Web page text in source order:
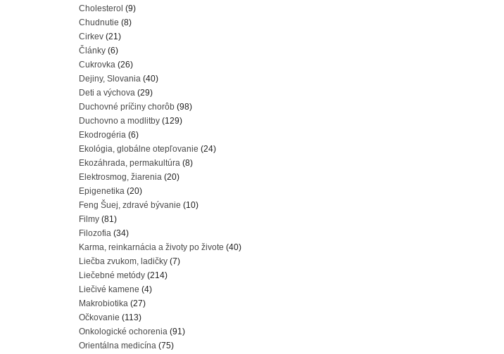
Cholesterol (9)
Chudnutie (8)
Cirkev (21)
Články (6)
Cukrovka (26)
Dejiny, Slovania (40)
Deti a výchova (29)
Duchovné príčiny chorôb (98)
Duchovno a modlitby (129)
Ekodrogéria (6)
Ekológia, globálne otepľovanie (24)
Ekozáhrada, permakultúra (8)
Elektrosmog, žiarenia (20)
Epigenetika (20)
Feng Šuej, zdravé bývanie (10)
Filmy (81)
Filozofia (34)
Karma, reinkarnácia a životy po živote (40)
Liečba zvukom, ladičky (7)
Liečebné metódy (214)
Liečivé kamene (4)
Makrobiotika (27)
Očkovanie (113)
Onkologické ochorenia (91)
Orientálna medicína (75)